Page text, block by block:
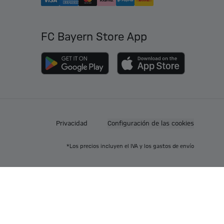
FC Bayern Store App
Privacidad Configuración de las cookies
*Los precios incluyen el IVA y los gastos de envío